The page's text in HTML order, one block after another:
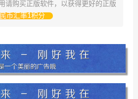
请购买正版软件，以获得更好的正版
币汇率1积分